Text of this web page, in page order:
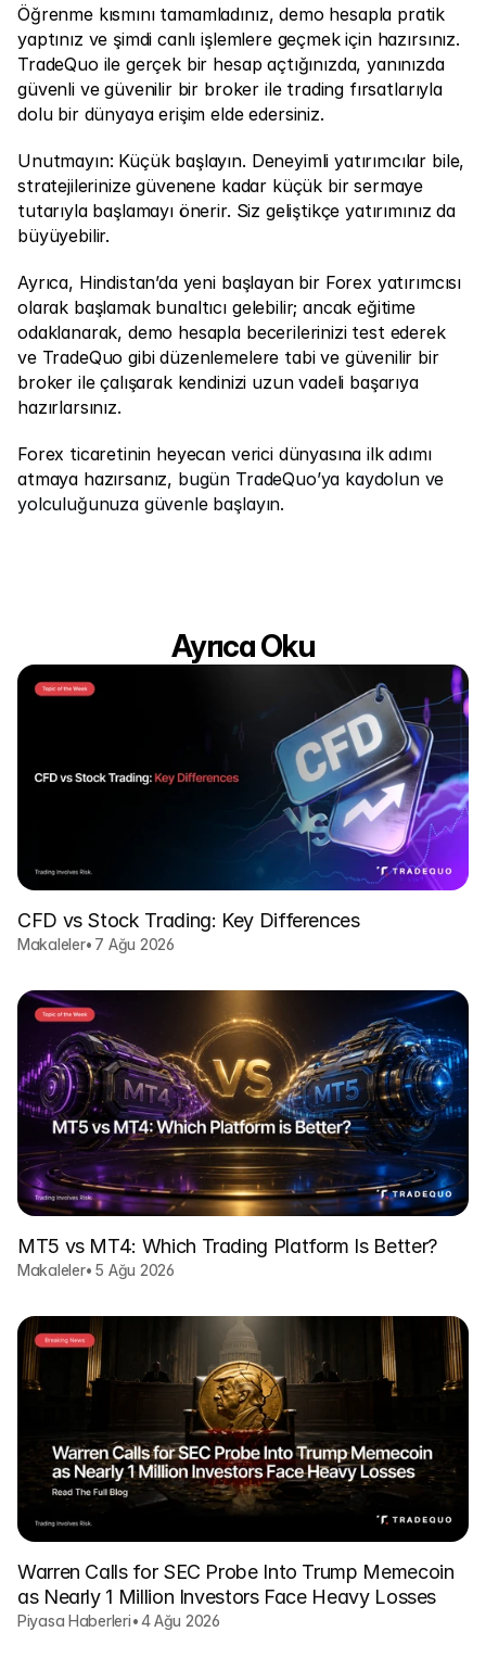
Öğrenme kısmını tamamladınız, demo hesapla pratik
yaptınız ve şimdi canlı işlemlere geçmek için hazırsınız.
TradeQuo ile gerçek bir hesap açtığınızda, yanınızda
güvenli ve güvenilir bir broker ile trading fırsatlarıyla
dolu bir dünyaya erişim elde edersiniz.
Unutmayın: Küçük başlayın. Deneyimli yatırımcılar bile,
stratejilerinize güvenene kadar küçük bir sermaye
tutarıyla başlamayı önerir. Siz geliştikçe yatırımınız da
büyüyebilir.
Ayrıca, Hindistan’da yeni başlayan bir Forex yatırımcısı
olarak başlamak bunaltıcı gelebilir; ancak eğitime
odaklanarak, demo hesapla becerilerinizi test ederek
ve TradeQuo gibi düzenlemelere tabi ve güvenilir bir
broker ile çalışarak kendinizi uzun vadeli başarıya
hazırlarsınız.
Forex ticaretinin heyecan verici dünyasına ilk adımı
atmaya hazırsanız, bugün TradeQuo’ya kaydolun ve
yolculuğunuza güvenle başlayın.
Ayrıca Oku
CFD vs Stock Trading: Key Differences
Makaleler• 7 Ağu 2026
MT5 vs MT4: Which Trading Platform Is Better?
Makaleler• 5 Ağu 2026
Warren Calls for SEC Probe Into Trump Memecoin
as Nearly 1 Million Investors Face Heavy Losses
Piyasa Haberleri•4 Ağu 2026